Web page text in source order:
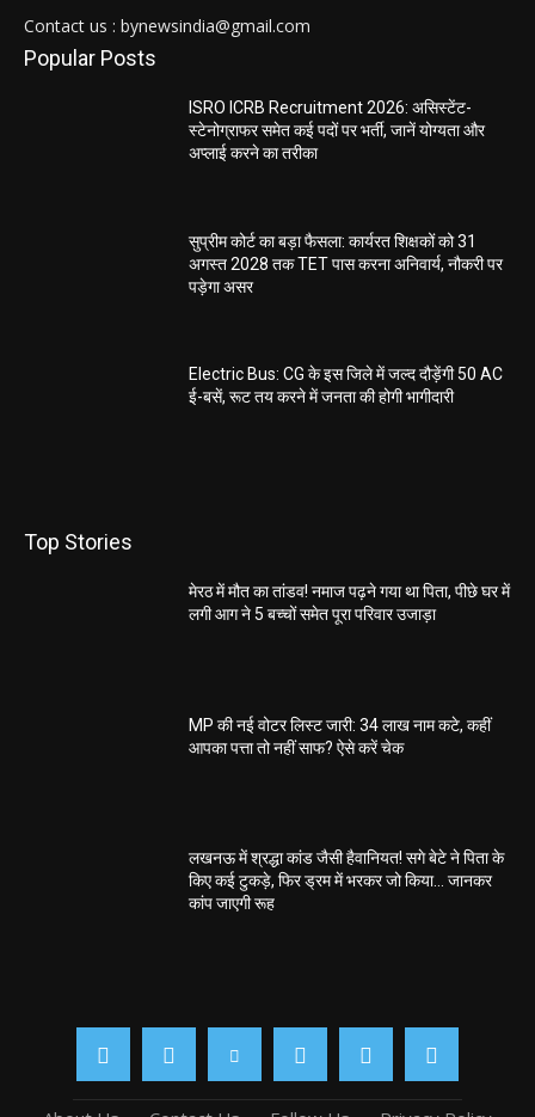
Contact us : bynewsindia@gmail.com
Popular Posts
ISRO ICRB Recruitment 2026: असिस्टेंट-
स्टेनोग्राफर समेत कई पदों पर भर्ती, जानें योग्यता और
अप्लाई करने का तरीका
सुप्रीम कोर्ट का बड़ा फैसला: कार्यरत शिक्षकों को 31
अगस्त 2028 तक TET पास करना अनिवार्य, नौकरी पर
पड़ेगा असर
Electric Bus: CG के इस जिले में जल्द दौड़ेंगी 50 AC
ई-बसें, रूट तय करने में जनता की होगी भागीदारी
Top Stories
मेरठ में मौत का तांडव! नमाज पढ़ने गया था पिता, पीछे घर में
लगी आग ने 5 बच्चों समेत पूरा परिवार उजाड़ा
MP की नई वोटर लिस्ट जारी: 34 लाख नाम कटे, कहीं
आपका पत्ता तो नहीं साफ? ऐसे करें चेक
लखनऊ में श्रद्धा कांड जैसी हैवानियत! सगे बेटे ने पिता के
किए कई टुकड़े, फिर ड्रम में भरकर जो किया… जानकर
कांप जाएगी रूह